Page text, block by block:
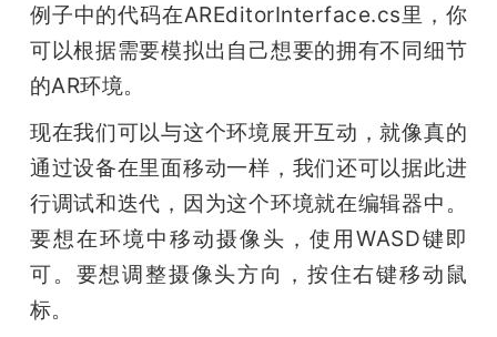
例子中的代码在AREditorInterface.cs里，你
可以根据需要模拟出自己想要的拥有不同细节
的AR环境。
现在我们可以与这个环境展开互动，就像真的
通过设备在里面移动一样，我们还可以据此进
行调试和迭代，因为这个环境就在编辑器中。
要想在环境中移动摄像头，使用WASD键即
可。要想调整摄像头方向，按住右键移动鼠
标。